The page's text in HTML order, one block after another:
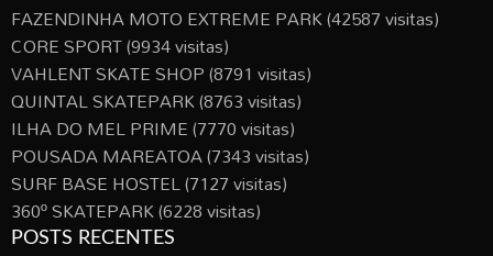
FAZENDINHA MOTO EXTREME PARK(42587 visitas)
CORE SPORT(9934 visitas)
VAHLENT SKATE SHOP(8791 visitas)
QUINTAL SKATEPARK(8763 visitas)
ILHA DO MEL PRIME(7770 visitas)
POUSADA MAREATOA(7343 visitas)
SURF BASE HOSTEL(7127 visitas)
360º SKATEPARK(6228 visitas)
POSTS RECENTES